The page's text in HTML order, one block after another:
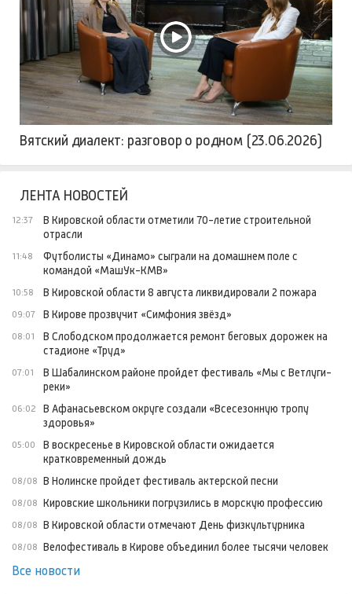
Вятский диалект: разговор о родном (23.06.2026)
ЛЕНТА НОВОСТЕЙ
12:37
В Кировской области отметили 70-летие строительной
отрасли
11:48
Футболисты «Динамо» сыграли на домашнем поле с
командой «МашУк-КМВ»
10:58 В Кировской области 8 августа ликвидировали 2 пожара
09:07 В Кирове прозвучит «Симфония звёзд»
08:01
В Слободском продолжается ремонт беговых дорожек на
стадионе «Труд»
07:01
В Шабалинском районе пройдет фестиваль «Мы с Ветлуги-
реки»
06:02
В Афанасьевском округе создали «Всесезонную тропу
здоровья»
05:00
В воскресенье в Кировской области ожидается
кратковременный дождь
08/08 В Нолинске пройдет фестиваль актерской песни
08/08 Кировские школьники погрузились в морскую профессию
08/08 В Кировской области отмечают День физкультурника
08/08 Велофестиваль в Кирове объединил более тысячи человек
Все новости